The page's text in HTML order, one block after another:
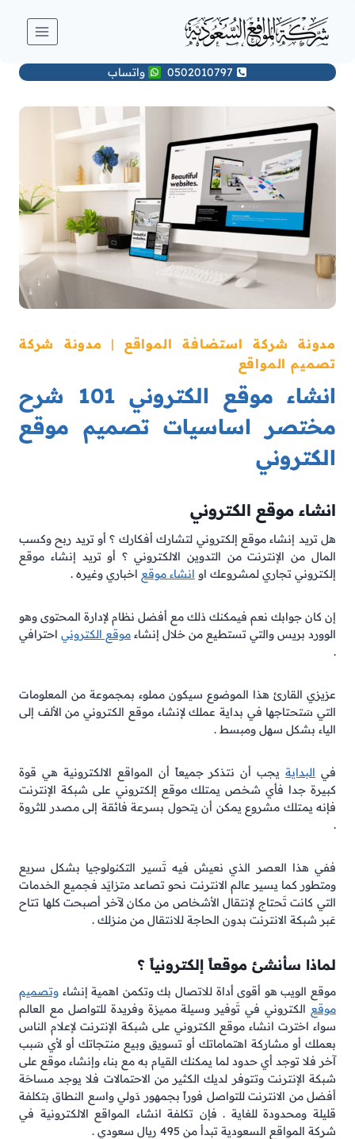
المحتوى
0502010797 واتساب
مدونة شركة استضافة المواقع | مدونة شركة
تصميم المواقع
انشاء موقع الكتروني 101 شرح
مختصر اساسيات تصميم موقع
الكتروني
انشاء موقع الكتروني
هل تريد إنشاء موقع إلكتروني لتشارك أفكارك ؟ أو تريد ربح وكسب
المال من الإنترنت من التدوين الالكتروني ؟ أو تريد إنشاء موقع
إلكتروني تجاري لمشروعك او انشاء موقع اخباري وغيره .
إن كان جوابك نعم فيمكنك ذلك مع أفضل نظام لإدارة المحتوى وهو
الوورد بريس والتي تستطيع من خلال إنشاء موقع الكتروني احترافي
.
عزيزي القارئ هذا الموضوع سيكون مملوء بمجموعة من المعلومات
التي سَتحتاجها في بداية عملك لإنشاء موقع الكتروني من الألف إلى
الياء بشكل سهل ومبسط .
في البدايةيجب أن نتذكر جميعاً أن المواقع الالكترونية هي قوة
كبيرة جدا فأي شخص يمتلك موقع إلكتروني على شبكة الإنترنت
فإنه يمتلك مشروع يمكن أن يتحول بسرعة فائقة إلى مصدر للثروة
.
ففي هذا العصر الذي نعيش فيه تَسير التكنولوجيا بشكل سريع
ومتطور كما يسير عالم الانترنت نحو تصاعد متزايَد فجميع الخدمات
التي كانت تَحتاج لإنتقال الأشخاص من مكان لآخر أصبحت كلها تتاح
عَبر شبكة الانترنت بدون الحاجة للانتقال من منزلك .
لماذا سأنشئ موقعاً إلكترونياً ؟
موقع الويب هو أقوى أداة للاتصال بك وتكمن اهمية إنشاء وتصميم
موقع الكتروني في تَوفير وسيلة مميزة وفريدة للتواصل مع العالم
سواء اخترت انشاء موقع الكتروني على شبكة الإنترنت لإعلام الناس
بعملك أو مشاركة اهتماماتك أو تسويق وبيع منتجاتك أو لأي سَبب
آخر فلا توجد أي حدود لما يمكنك القيام به مع بناء وإنشاء موقع على
شبكة الإنترنت وتتوفر لديك الكثير من الاحتمالات فلا يوجد مساحَة
أفضل من الانترنت للتواصل فوراً بجمهور دَولي واسع النطاق بتكلفة
قليلة ومحدودة للغاية . فإن تكلفة انشاء المواقع الالكترونية في
شركة المواقع السعودية تبدأ من 495 ريال سعودي .